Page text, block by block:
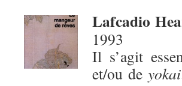
Lafcadio
1993
Il s’agit
et/ou de yokai